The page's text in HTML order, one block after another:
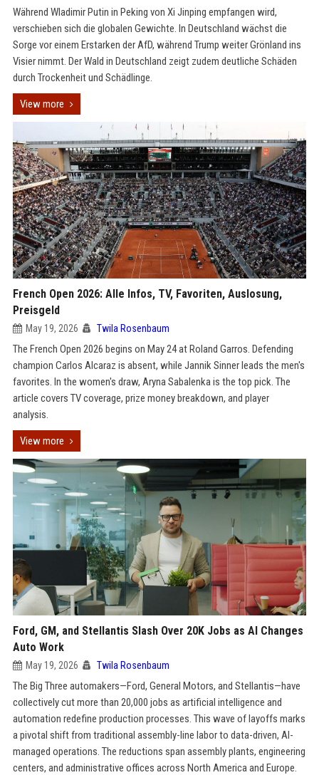
Während Wladimir Putin in Peking von Xi Jinping empfangen wird,
verschieben sich die globalen Gewichte. In Deutschland wächst die
Sorge vor einem Erstarken der AfD, während Trump weiter Grönland ins
Visier nimmt. Der Wald in Deutschland zeigt zudem deutliche Schäden
durch Trockenheit und Schädlinge.
View more
French Open 2026: Alle Infos, TV, Favoriten, Auslosung,
Preisgeld
May 19, 2026 Twila Rosenbaum
The French Open 2026 begins on May 24 at Roland Garros. Defending
champion Carlos Alcaraz is absent, while Jannik Sinner leads the men's
favorites. In the women's draw, Aryna Sabalenka is the top pick. The
article covers TV coverage, prize money breakdown, and player
analysis.
View more
Ford, GM, and Stellantis Slash Over 20K Jobs as AI Changes
Auto Work
May 19, 2026 Twila Rosenbaum
The Big Three automakers—Ford, General Motors, and Stellantis—have
collectively cut more than 20,000 jobs as artificial intelligence and
automation redefine production processes. This wave of layoffs marks
a pivotal shift from traditional assembly-line labor to data-driven, AI-
managed operations. The reductions span assembly plants, engineering
centers, and administrative offices across North America and Europe.